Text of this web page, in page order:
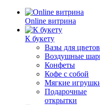
Online витрина
К букету
Вазы для цветов
Воздушные
Конфеты
Кофе с собой
Мягкие
Подарочные
открытки